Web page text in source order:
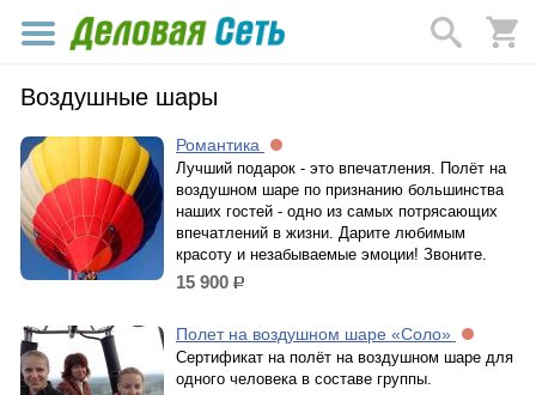
Воздушные шары
Романтика
Лучший подарок - это впечатления. Полёт на
воздушном шаре по признанию большинства
наших гостей - одно из самых потрясающих
впечатлений в жизни. Дарите любимым
красоту и незабываемые эмоции! Звоните.
15 900 р.
Полет на воздушном шаре «Соло»
Сертификат на полёт на воздушном шаре для
одного человека в составе группы.